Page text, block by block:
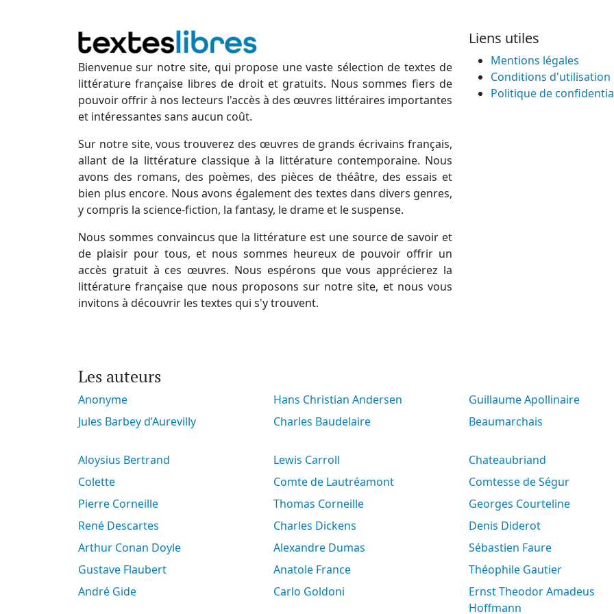
Bienvenue sur notre site, qui propose une vaste sélection de textes de
littérature française libres de droit et gratuits. Nous sommes fiers de
pouvoir offrir à nos lecteurs l'accès à des œuvres littéraires importantes
et intéressantes sans aucun coût.
Sur notre site, vous trouverez des œuvres de grands écrivains français,
allant de la littérature classique à la littérature contemporaine. Nous
avons des romans, des poèmes, des pièces de théâtre, des essais et
bien plus encore. Nous avons également des textes dans divers genres,
y compris la science-fiction, la fantasy, le drame et le suspense.
Nous sommes convaincus que la littérature est une source de savoir et
de plaisir pour tous, et nous sommes heureux de pouvoir offrir un
accès gratuit à ces œuvres. Nous espérons que vous apprécierez la
littérature française que nous proposons sur notre site, et nous vous
invitons à découvrir les textes qui s'y trouvent.
Liens utiles
Mentions légales
Conditions d'utilisation
Politique de
Les auteurs
Anonyme Hans Christian Andersen
Guillaume Apollinaire
Jules Barbey d’Aurevilly
Charles Baudelaire Beaumarchais
Aloysius Bertrand Lewis Carroll
Chateaubriand
Colette
Comte de Lautréamont
Comtesse de Ségur
Pierre Corneille
Thomas Corneille
Georges Courteline
René Descartes
Charles Dickens
Denis Diderot
Arthur Conan Doyle
Alexandre Dumas
Sébastien Faure
Gustave Flaubert
Anatole France
Théophile Gautier
André Gide
Carlo Goldoni
Ernst Theodor Amadeus
Hoffmann